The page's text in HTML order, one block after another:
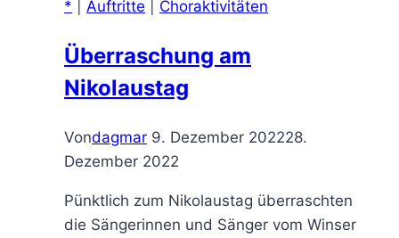
* Auftritte Choraktivitäten
Überraschung am
Nikolaustag
Vondagmar 9. Dezember 202228.
Dezember 2022
Pünktlich zum Nikolaustag überraschten
die Sängerinnen und Sänger vom Winser